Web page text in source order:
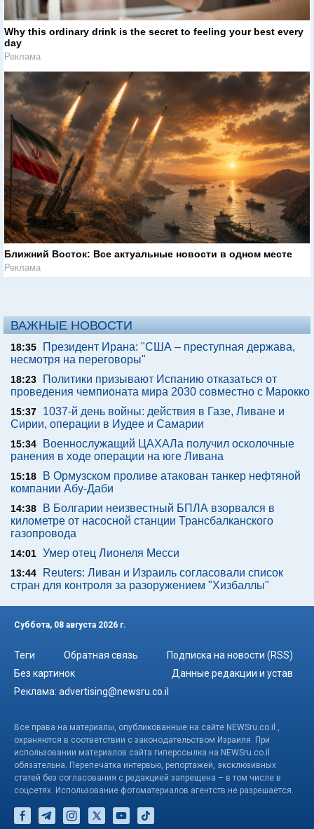
Why this ordinary drink is the secret to feeling your best every
day
Реклама
Ближний Восток: Все актуальные новости в одном месте
Реклама
ВАЖНЫЕ НОВОСТИ
18:35
Президент Ирана: "США – преступная держава,
несмотря на переговоры"
18:23
Политики призывают Испанию отказаться от
проведения чемпионата мира 2030 совместно с Марокко
15:37
1037-й день войны: действия в Газе, Ливане и
Сирии, операции в Иудее и Самарии
15:34
Военнослужащий ЦАХАЛа получил осколочные
ранения в ходе операции на юге Ливана
15:18
В Ормузском проливе атакован танкер нефтяной
компании Абу-Даби
14:38
В Болгарии неизвестный БПЛА взорвался в
километре от насосной станции Трансбалканского
газопровода
14:01 Умер отец Лионеля Месси
13:44
Reuters: Ливан и Израиль согласовали список
стран для контроля за разоружением "Хизбаллы"
Суббота, 08 августа 2026 г.
Теги Обратная связь
Подписка на новости (RSS)
Без картинок
Данные редакции и устав
Реклама: advertising@newsru.co.il
Все права на материалы, опубликованные на сайте NEWSru.co.il ,
охраняются в соответствии с законодательством Израиля. При
использовании материалов сайта гиперссылка на NEWSru.co.il
обязательна. Перепечатка интервью, репортажей, эксклюзивных
статей без согласования с редакцией запрещена – в том числе в
соцсетях. Использование фотоматериалов агентств не разрешается.